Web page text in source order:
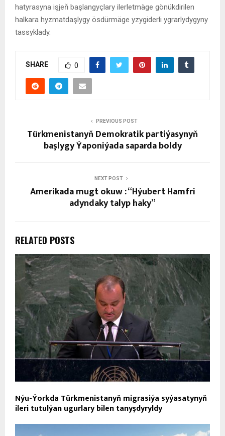
hatyrasyna işjeň başlangyçlary ilerletmäge gönükdirilen
halkara hyzmatdaşlygy ösdürmäge yzygiderli ygrarlydygyny
tassyklady.
SHARE 0
PREVIOUS POST
Türkmenistanyň Demokratik partiýasynyň
başlygy Ýaponiýada saparda boldy
NEXT POST
Amerikada mugt okuw : “Hýubert Hamfri
adyndaky talyp haky”
RELATED POSTS
Nýu-Ýorkda Türkmenistanyň migrasiýa syýasatynyň
ileri tutulýan ugurlary bilen tanyşdyryldy